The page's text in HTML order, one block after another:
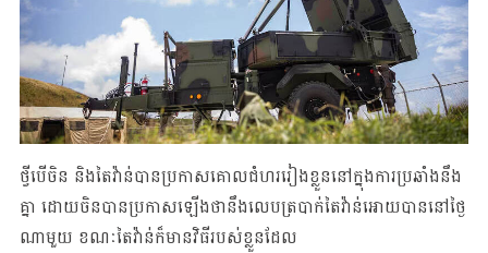
ថ្វីបើចិន និងតៃវ៉ាន់បានប្រកាសគោលជំហររៀងខ្លួននៅក្នុងការប្រឆាំងនឹង
គ្នា ដោយចិនបានប្រកាសឡើងថានឹងលេបត្របាក់តៃវ៉ាន់អោយបាននៅថ្ងៃ
ណាមួយ ខណៈតៃវ៉ាន់ក៏មានវិធីរបស់ខ្លួនដែល